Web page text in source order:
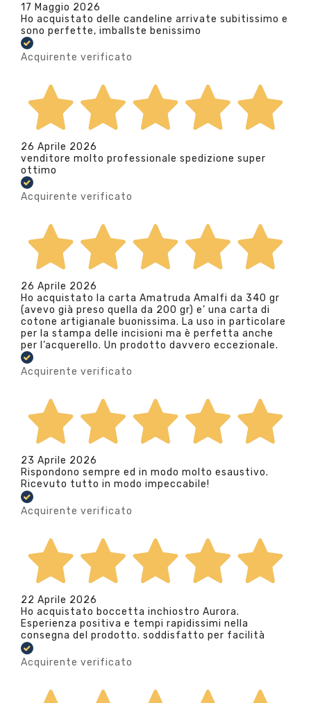
17 Maggio 2026
Ho acquistato delle candeline arrivate subitissimo e
sono perfette, imballste benissimo
Acquirente verificato
26 Aprile 2026
venditore molto professionale spedizione super
ottimo
Acquirente verificato
26 Aprile 2026
Ho acquistato la carta Amatruda Amalfi da 340 gr
(avevo già preso quella da 200 gr) e’ una carta di
cotone artigianale buonissima. La uso in particolare
per la stampa delle incisioni ma è perfetta anche
per l’acquerello. Un prodotto davvero eccezionale.
Acquirente verificato
23 Aprile 2026
Rispondono sempre ed in modo molto esaustivo.
Ricevuto tutto in modo impeccabile!
Acquirente verificato
22 Aprile 2026
Ho acquistato boccetta inchiostro Aurora.
Esperienza positiva e tempi rapidissimi nella
consegna del prodotto. soddisfatto per facilità
Acquirente verificato